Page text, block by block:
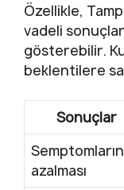
Özellikle,
vadeli
gösterebilir.
beklentilere
Sonuçlar
Semptomların
azalması